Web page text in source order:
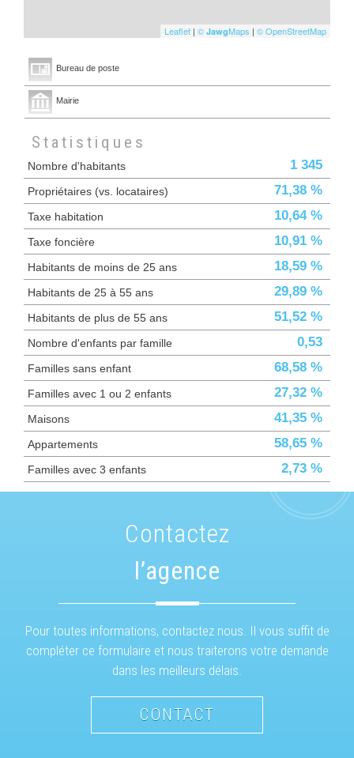
Leaflet | © JawgMaps | © OpenStreetMap
Bureau de poste
Mairie
Statistiques
Nombre d'habitants 1 345
Propriétaires (vs. locataires) 71,38 %
Taxe habitation 10,64 %
Taxe foncière 10,91 %
Habitants de moins de 25 ans 18,59 %
Habitants de 25 à 55 ans 29,89 %
Habitants de plus de 55 ans 51,52 %
Nombre d'enfants par famille 0,53
Familles sans enfant 68,58 %
Familles avec 1 ou 2 enfants 27,32 %
Maisons 41,35 %
Appartements 58,65 %
Familles avec 3 enfants 2,73 %
contactez
l’agence
Pour toutes informations, contactez nous. Il vous suffit de
compléter ce formulaire et nous traiterons votre demande
dans les meilleurs délais.
CONTACT